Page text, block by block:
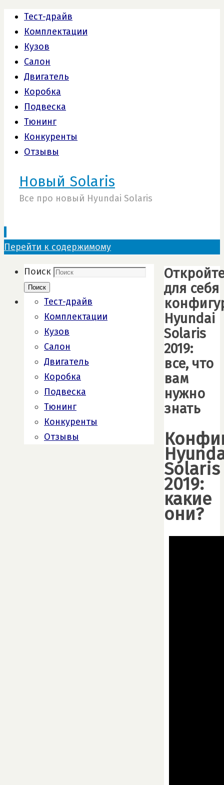
Тест-драйв
Комплектации
Кузов
Салон
Двигатель
Коробка
Подвеска
Тюнинг
Конкуренты
Отзывы
Новый Solaris
Все про новый Hyundai Solaris
Перейти к содержимому
для себя
Hyundai
Solaris
2019:
все, что
вам
нужно
знать
Solaris
2019:
какие
они?
Поиск
Поиск
Тест-драйв
Комплектации
Кузов
Салон
Двигатель
Коробка
Подвеска
Тюнинг
Конкуренты
Отзывы